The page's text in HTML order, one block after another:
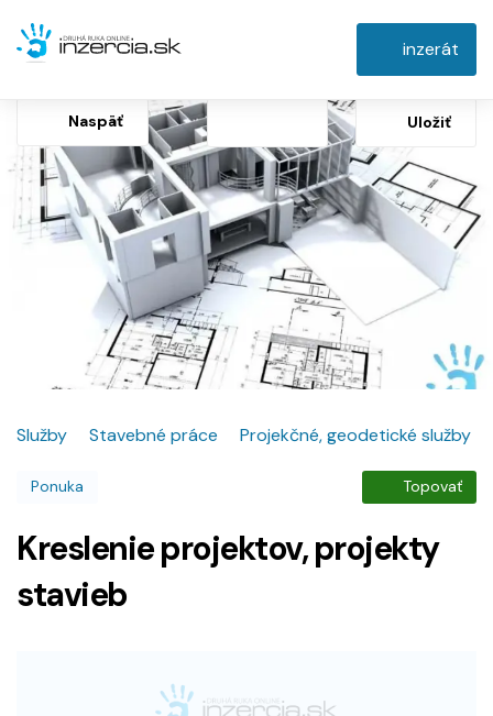
inzerát
Naspäť Uložiť
Služby Stavebné práce Projekčné, geodetické služby
Ponuka Topovať
Kreslenie projektov, projekty
stavieb